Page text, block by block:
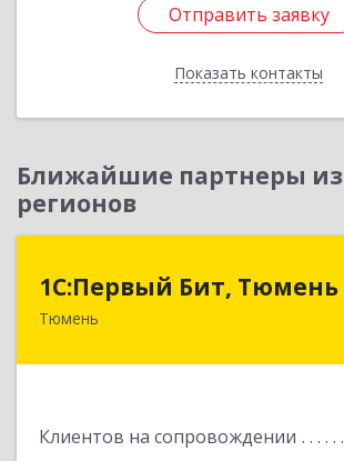
Отправить заявку
Показать контакты
Отправить заявку
Назад
Ближайшие партнеры из
регионов
1С:Первый Бит, Тюмень
Тюмень
Клиентов на сопровождении
1С:Первый
625000, Тюменская обл, Тюмень